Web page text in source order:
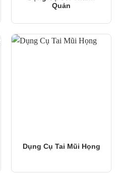
Quản
Dụng Cụ Tai Mũi Họng